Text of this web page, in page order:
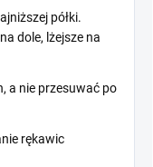
półki.
dole, lżejsze na
a nie przesuwać po
rękawic